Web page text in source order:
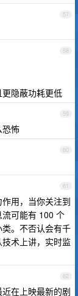
57
58
隐蔽功耗更低
59
恐怖
60
61
用，当你关注到
可能有 100 个
。不否认会有千
术上讲，实时监
62
在上映最新的剧